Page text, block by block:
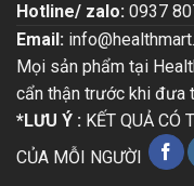
Hotline/ zalo: 0937
Email:
Mọi sản phẩm tại
cẩn thận trước khi đưa
*LƯU Ý : KẾT QUẢ CÓ
CỦA MỖI NGƯỜI